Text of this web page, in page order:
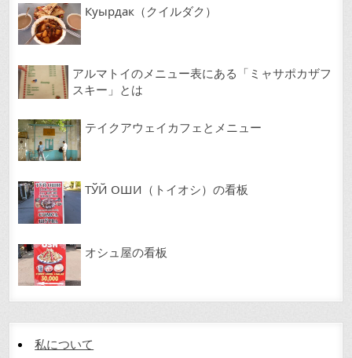
Куырдак（クイルダク）
アルマトイのメニュー表にある「ミャサポカザフ
スキー」とは
テイクアウェイカフェとメニュー
ТЎЙ ОШИ（トイオシ）の看板
オシュ屋の看板
私について